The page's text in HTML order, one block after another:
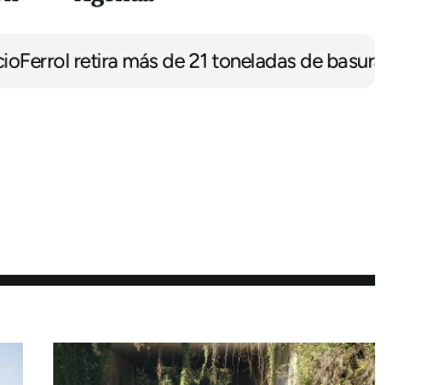
más de 21 toneladas de basura de vertederos